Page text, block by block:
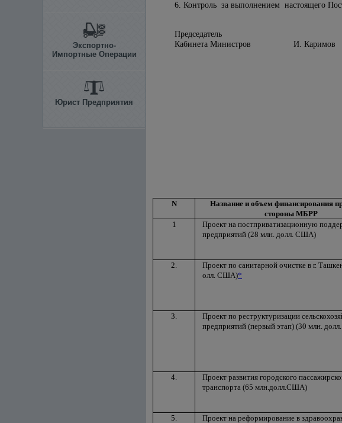
Экспортно-
Импортные Операции
Юрист Предприятия
6. Контроль за выполнением настоящего
Председатель
Кабинета Министров И. Каримов
N
Название и объем финансирования
стороны МБРР
1
Проект на постприватизационную
предприятий (28 млн. долл. США)
2.
Проект по санитарной очистке в г.
олл. США)*
3.
Проект по реструктуризации
предприятий (первый этап) (30 млн.
4.
Проект развития городского
транспорта (65 млн.долл.США)
5.
Проект на реформирование в